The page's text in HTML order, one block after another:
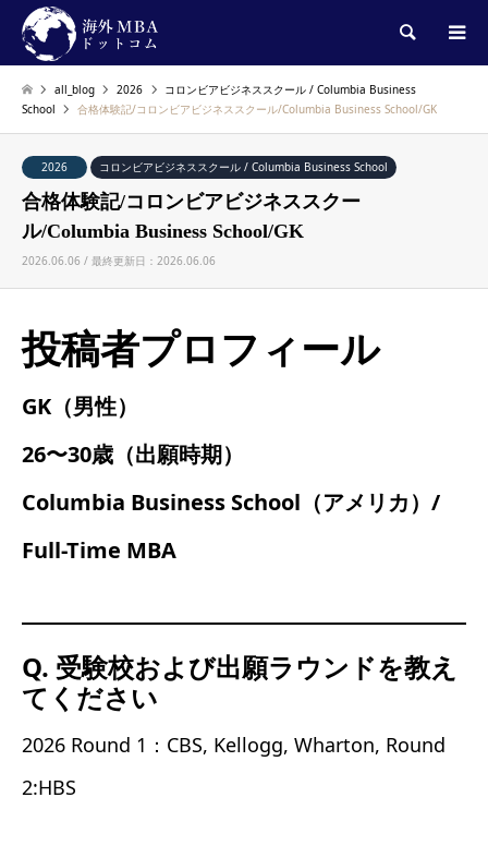
検索
all_blog 2026
コロンビアビジネススクール / Columbia Business
School
合格体験記/コロンビアビジネススクール/Columbia Business School/GK
2026 コロンビアビジネススクール / Columbia Business School
合格体験記/コロンビアビジネススクー
ル/Columbia Business School/GK
2026.06.06 / 最終更新日：2026.06.06
投稿者プロフィール
GK（男性）
26〜30歳（出願時期）
Columbia Business School（アメリカ）/
Full-Time MBA
Q. 受験校および出願ラウンドを教え
てください
2026 Round 1：CBS, Kellogg, Wharton, Round
2:HBS